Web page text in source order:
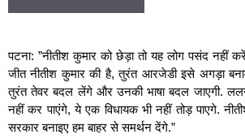
पटना: ”नीतीश कुमार को छेड़ा तो यह लोग पसंद नहीं
जीत नीतीश कुमार की है, तुरंत आरजेडी इसे अगड़ा
तुरंत तेवर बदल लेंगे और उनकी भाषा बदल जाएगी.
नहीं कर पाएंगे, ये एक विधायक भी नहीं तोड़ पाएगे.
सरकार बनाइए हम बाहर से समर्थन देंगे.”